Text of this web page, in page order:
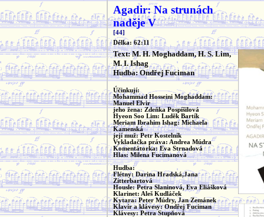
Agadir: Na strunách
naděje V
[44]
Délka: 62:11
Text: M. H. Moghaddam, H. S. Lim,
M. I. Ishag
Hudba: Ondřej Fuciman
Účinkují:
Mohammad Hosseini Moghaddam:
Manuel Elvir
jeho žena: Zdeňka Pospíšilová
Hyeon Soo Lim: Luděk Bartík
Meriam Ibrahim Ishag: Michaela
Kamenská
její muž: Petr Kostelník
Vykladačka práva: Andrea Múdra
Komentátorka: Eva Strnadová
Hlas: Milena Fucimanová
Hudba:
Flétny: Darina Hradská,Jana
Zitterbartová
Housle: Petra Slaninová, Eva Eliášková
Klarinet: Aleš Kudláček
Kytara: Peter Múdry, Jan Zemánek
Klavír a klávesy: Ondřej Fuciman
Klávesy: Petra Stupňová